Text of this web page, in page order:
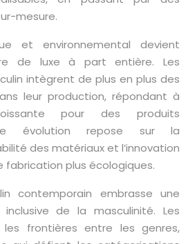
mesure.
et environnemental devient
de luxe à part entière. Les
intègrent de plus en plus des
leur production, répondant à
pour des produits
évolution repose sur la
des matériaux et l’innovation
fabrication plus écologiques.
contemporain embrasse une
de la masculinité. Les
les frontières entre les genres,